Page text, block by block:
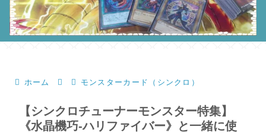
ホーム モンスターカード（シンクロ）
【シンクロチューナーモンスター特集】
《水晶機巧-ハリファイバー》と一緒に使